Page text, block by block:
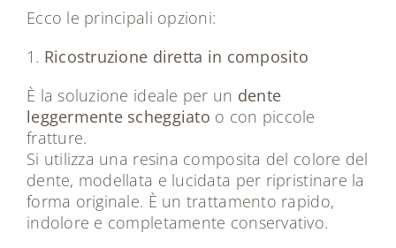
Ecco le principali opzioni:
1. Ricostruzione diretta in composito
È la soluzione ideale per un dente
leggermente scheggiato o con piccole
fratture.
Si utilizza una resina composita del colore del
dente, modellata e lucidata per ripristinare la
forma originale. È un trattamento rapido,
indolore e completamente conservativo.